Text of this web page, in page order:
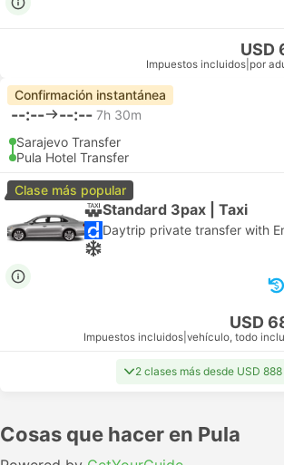
USD
Impuestos incluidos por
Confirmación instantánea
--:-- --:-- 7h 30m
Sarajevo Transfer
Pula Hotel Transfer
Clase más popular
Standard 3pax | Taxi
USD
Impuestos incluidos vehículo, todo
2 clases más desde USD 888
Cosas que hacer en Pula